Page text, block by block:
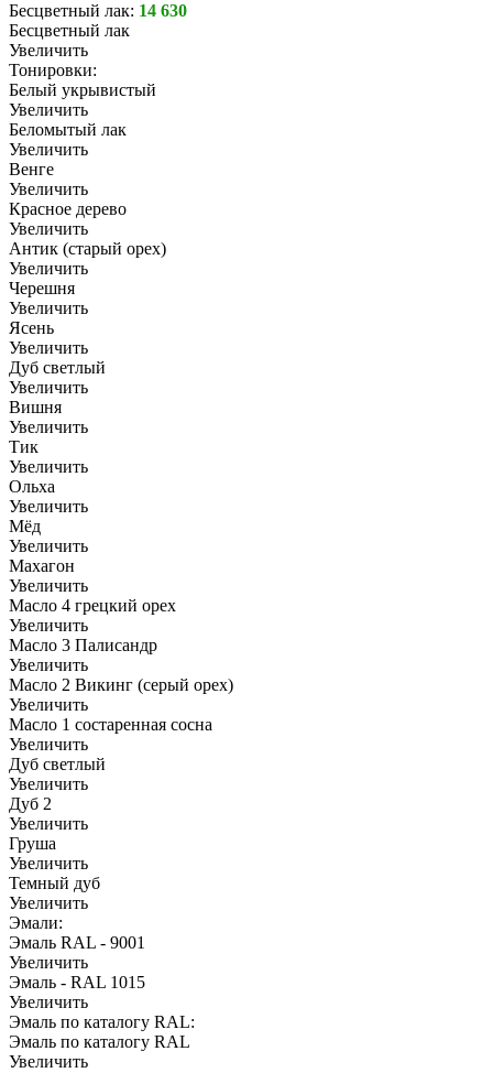
Бесцветный лак: 14 630
Бесцветный лак
Увеличить
Тонировки:
Белый укрывистый
Увеличить
Беломытый лак
Увеличить
Венге
Увеличить
Красное дерево
Увеличить
Антик (старый орех)
Увеличить
Черешня
Увеличить
Ясень
Увеличить
Дуб светлый
Увеличить
Вишня
Увеличить
Тик
Увеличить
Ольха
Увеличить
Мёд
Увеличить
Махагон
Увеличить
Масло 4 грецкий орех
Увеличить
Масло 3 Палисандр
Увеличить
Масло 2 Викинг (серый орех)
Увеличить
Масло 1 состаренная сосна
Увеличить
Дуб светлый
Увеличить
Дуб 2
Увеличить
Груша
Увеличить
Темный дуб
Увеличить
Эмали:
Эмаль RAL - 9001
Увеличить
Эмаль - RAL 1015
Увеличить
Эмаль по каталогу RAL:
Эмаль по каталогу RAL
Увеличить